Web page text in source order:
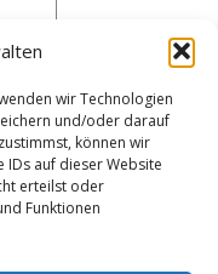
wir Technologien
und/oder darauf
können wir
IDs auf dieser Website
erteilst oder
Funktionen